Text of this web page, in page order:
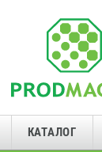
КАТАЛОГ